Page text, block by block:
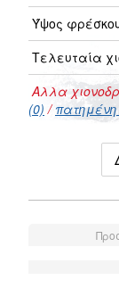
Ύψος
Τελευταία
Αλλα
(0) /